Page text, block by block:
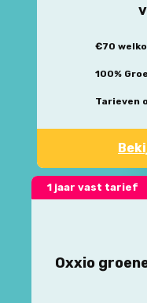
€70
100%
Tarieven
1 jaar vast tarief
Oxxio